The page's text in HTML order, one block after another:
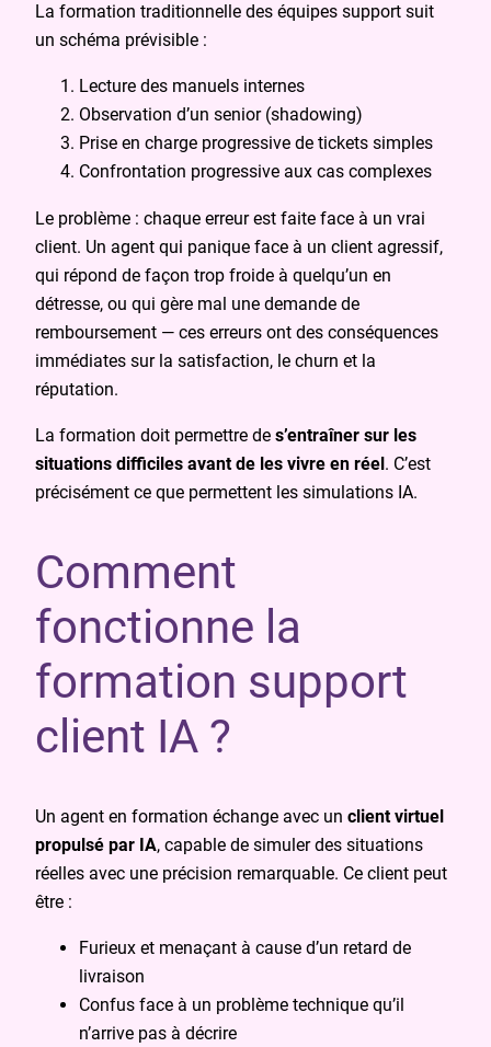
La formation traditionnelle des équipes support suit
un schéma prévisible :
Lecture des manuels internes
Observation d’un senior (shadowing)
Prise en charge progressive de tickets simples
Confrontation progressive aux cas complexes
Le problème : chaque erreur est faite face à un vrai
client. Un agent qui panique face à un client agressif,
qui répond de façon trop froide à quelqu’un en
détresse, ou qui gère mal une demande de
remboursement — ces erreurs ont des conséquences
immédiates sur la satisfaction, le churn et la
réputation.
La formation doit permettre de s’entraîner sur les
situations difficiles avant de les vivre en réel. C’est
précisément ce que permettent les simulations IA.
Comment
fonctionne la
formation support
client IA ?
Un agent en formation échange avec un client virtuel
propulsé par IA, capable de simuler des situations
réelles avec une précision remarquable. Ce client peut
être :
Furieux et menaçant à cause d’un retard de
livraison
Confus face à un problème technique qu’il
n’arrive pas à décrire